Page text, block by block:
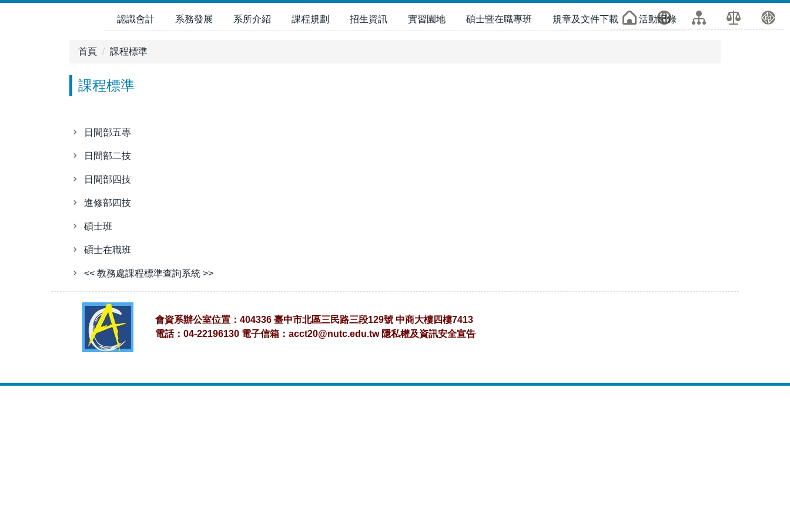
認識會計 系務發展 系所介紹 課程規劃 招生資訊 實習園地 碩士暨在職專班 規章及文件下載 活動紀錄
首頁 課程標準
課程標準
日間部五專
日間部二技
日間部四技
進修部四技
碩士班
碩士在職班
<< 教務處課程標準查詢系統 >>
會資系辦公室位置：404336 臺中市北區三民路三段129號 中商大樓四樓7413
電話：04-22196130 電子信箱： acct20@nutc.edu.tw 隱私權及資訊安全宣告